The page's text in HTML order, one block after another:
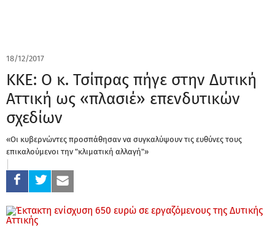
18/12/2017
ΚΚΕ: Ο κ. Τσίπρας πήγε στην Δυτική
Αττική ως «πλασιέ» επενδυτικών
σχεδίων
«Οι κυβερνώντες προσπάθησαν να συγκαλύψουν τις ευθύνες τους
επικαλούμενοι την "κλιματική αλλαγή"»